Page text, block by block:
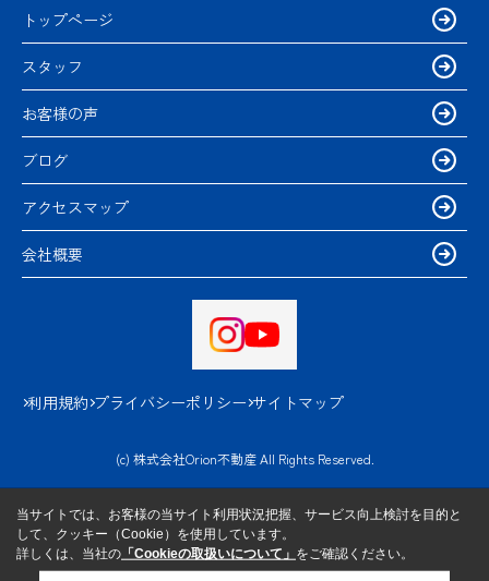
トップページ
スタッフ
お客様の声
ブログ
アクセスマップ
会社概要
利用規約 プライバシーポリシー サイトマップ
(c) 株式会社Orion不動産 All Rights Reserved.
当サイトでは、お客様の当サイト利用状況把握、サービス向上検討を目的と
して、クッキー（Cookie）を使用しています。
詳しくは、当社の 「Cookieの取扱いについて」 をご確認ください。